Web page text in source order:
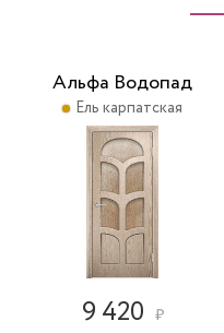
Альфа Водопад
Ель карпатская
9 420 ₽